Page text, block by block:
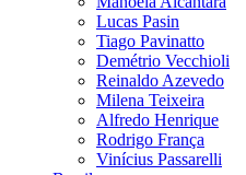
Lucas Pasin
Tiago Pavinatto
Demétrio Vecchioli
Reinaldo Azevedo
Milena Teixeira
Alfredo Henrique
Rodrigo França
Vinícius Passarelli